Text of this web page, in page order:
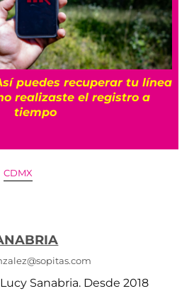
puedes recuperar tu línea
realizaste el registro a
tiempo
CDMX
Sanabria. Desde 2018